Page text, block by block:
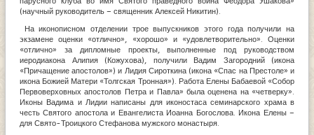
(научный руководитель – священник Алексей Никитин).
На иконописном отделении трое выпускников этого года получили на
экзамене оценки «отлично», «хорошо» и «удовлетворительно». Оценки
«отлично» за дипломные проекты, выполненные под руководством
иеродиакона Алипия (Кожухова), получили Вадим Загородний (икона
«Причащение апостолов») и Лидия Сироткина (икона «Спас на Престоле» и
икона Божией Матери «Толгская Тронная»). Работа Елены Бабаевой «Собор
Первоверховных апостолов Петра и Павла» была оценена на «четверку».
Иконы Вадима и Лидии написаны для иконостаса семинарского храма в
честь Святого апостола и Евангелиста Иоанна Богослова. Икона Елены –
для Свято-Троицкого Стефанова мужского монастыря.